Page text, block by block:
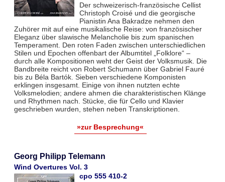
Der schweizerisch-französische Cellist
Christoph Croisé und die georgische
Pianistin Ana Bakradze nehmen den
Zuhörer mit auf eine musikalische Reise: von französischer
Eleganz über slawische Melancholie bis zum spanischen
Temperament. Den roten Faden zwischen unterschiedlichen
Stilen und Epochen offenbart der Albumtitel „Folklore“ –
durch alle Kompositionen weht der Geist der Volksmusik. Die
Bandbreite reicht von Robert Schumann über Gabriel Fauré
bis zu Béla Bartók. Sieben verschiedene Komponisten
erklingen insgesamt. Einige von ihnen nutzten echte
Volksmelodien; andere ahmen die charakteristischen Klänge
und Rhythmen nach. Stücke, die für Cello und Klavier
geschrieben wurden, stehen neben Transkriptionen.
»zur Besprechung«
Georg Philipp Telemann
Wind Overtures Vol. 3
cpo 555 410-2